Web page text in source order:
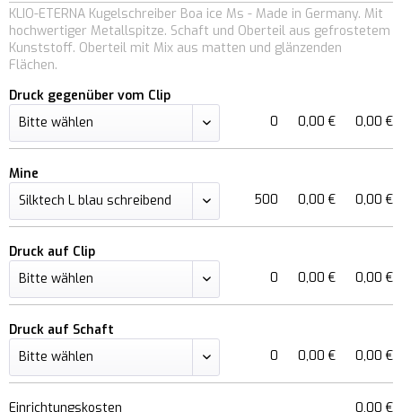
KLIO-ETERNA Kugelschreiber Boa ice Ms - Made in Germany. Mit
hochwertiger Metallspitze. Schaft und Oberteil aus gefrostetem
Kunststoff. Oberteil mit Mix aus matten und glänzenden
Flächen.
Druck gegenüber vom Clip
0
0,00 € 0,00 €
Mine
500
0,00 € 0,00 €
Druck auf Clip
0
0,00 € 0,00 €
Druck auf Schaft
0
0,00 € 0,00 €
Einrichtungskosten 0,00 €